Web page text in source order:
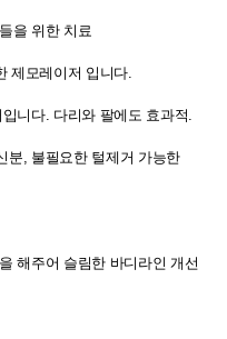
을 위한 치료
제모레이저 입니다.
니다. 다리와 팔에도 효과적.
분, 불필요한 털제거 가능한
해주어 슬림한 바디라인 개선